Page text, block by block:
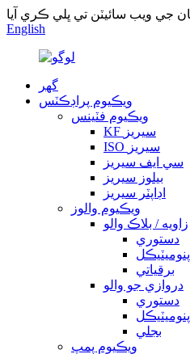
English
گهر
ويڪيوم پراڊڪٽس
ويڪيوم فٽينس
KF سيريز
ISO سيريز
سي ايف سيريز
بيلوز سيريز
اڊاپٽر سيريز
ويڪيوم والوز
زاويه / بلاڪ والو
دستوري
پنوميٽيڪل
برقياتي
دروازي جو والو
دستوري
پنوميٽيڪل
بجلي
ويڪيوم پمپ